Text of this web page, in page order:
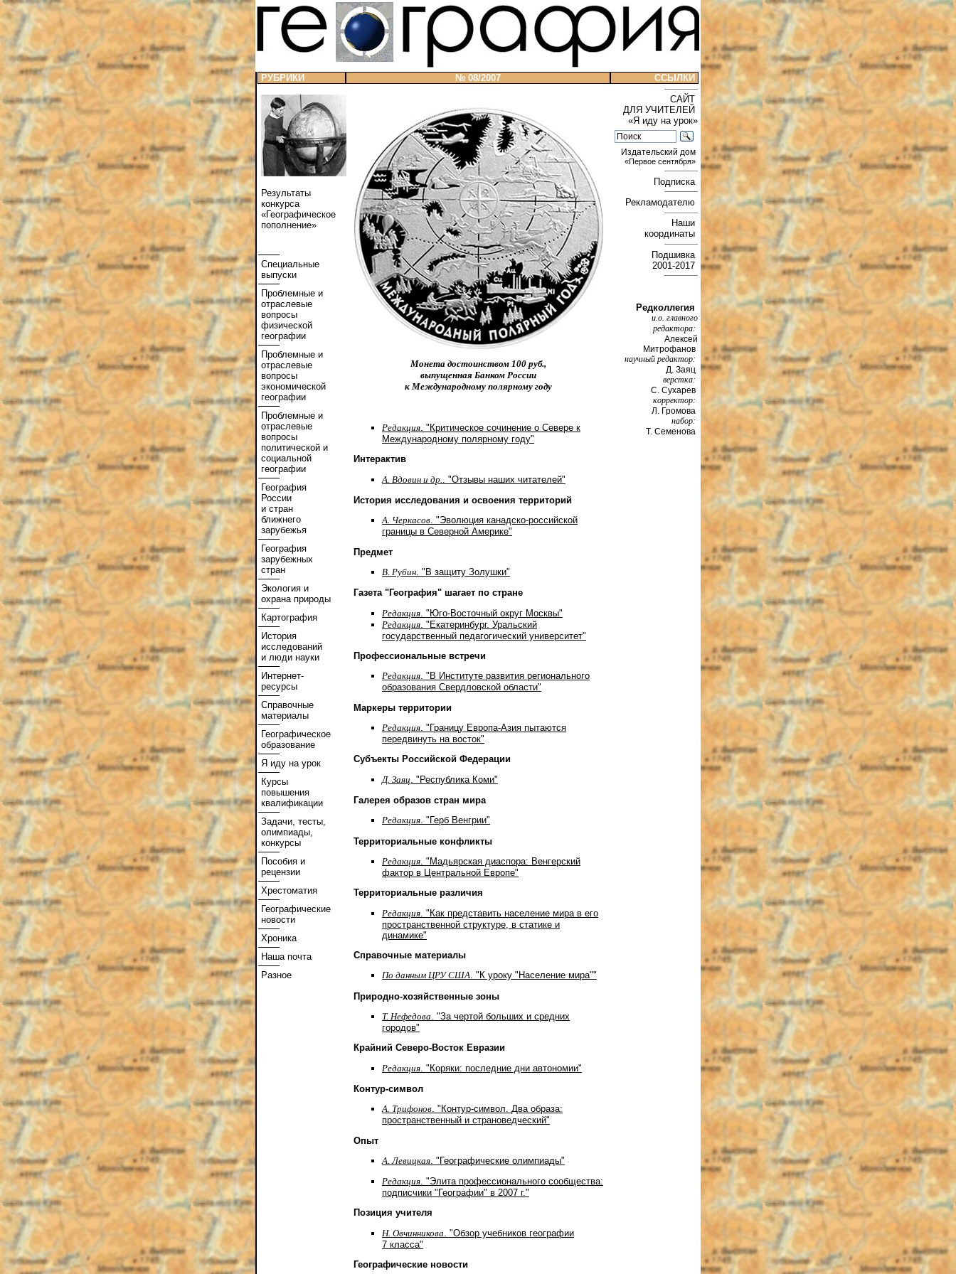
РУБРИКИ № 08/2007 ССЫЛКИ
Результаты
конкурса
«Географическое
пополнение»
Специальные
выпуски
Проблемные и
отраслевые
вопросы
физической
географии
Проблемные и
отраслевые
вопросы
экономической
географии
Проблемные и
отраслевые
вопросы
политической и
социальной
географии
География
России
и стран
ближнего
зарубежья
География
зарубежных
стран
Экология и
охрана природы
Картография
История
исследований
и люди науки
Интернет-
ресурсы
Справочные
материалы
Географическое
образование
Я иду на урок
Курсы
повышения
квалификации
Задачи, тесты,
олимпиады,
конкурсы
Пособия и
рецензии
Хрестоматия
Географические
новости
Хроника
Наша почта
Разное
Монета достоинством 100 руб.,
выпущенная Банком России
к Международному полярному году
Редакция . "Критическое сочинение о Севере к
Международному полярному году"
Интерактив
А. Вдовин и др.
. "Отзывы наших читателей"
История исследования и освоения территорий
А. Черкасов. "Эволюция канадско-российской
границы в Северной Америке"
Предмет
В. Рубин . "В защиту Золушки"
Газета "География" шагает по стране
Редакция . "Юго-Восточный округ Москвы"
Редакция . "Екатеринбург. Уральский
государственный педагогический университет"
Профессиональные встречи
Редакция. "В Институте развития регионального
образования Свердловской области"
Маркеры территории
Редакция . "Границу Европа-Азия пытаются
передвинуть на восток"
Субъекты Российской Федерации
Д. Заяц . "Республика Коми"
Галерея образов стран мира
Редакция. "Герб Венгрии"
Территориальные конфликты
Редакция . "Мадьярская диаспора: Венгерский
фактор в Центральной Европе"
Территориальные различия
Редакция . "Как представить население мира в его
пространственной структуре, в статике и
динамике"
Справочные материалы
По данным ЦРУ США. "К уроку "Население мира""
Природно-хозяйственные зоны
Т. Нефедова . "За чертой больших и средних
городов"
Крайний Северо-Восток Евразии
Редакция . "Коряки: последние дни автономии"
Контур-символ
А. Трифонов. "Контур-символ. Два образа:
пространственный и страноведческий"
Опыт
А. Левицкая . "Географические олимпиады"
Редакция. "Элита профессионального сообщества:
подписчики "Географии" в 2007 г."
Позиция учителя
Н. Овчинникова . "Обзор учебников географии
7 класса"
Географические новости
САЙТ
ДЛЯ УЧИТЕЛЕЙ
«Я иду на урок»
Издательский дом
«Первое сентября»
Подписка
Рекламодателю
Наши
координаты
Подшивка
2001-2017
Редколлегия
и.о. главного
редактора:
Алексей
Митрофанов
научный редактор:
Д. Заяц
верстка:
С. Сухарев
корректор:
Л. Громова
набор:
Т. Семенова